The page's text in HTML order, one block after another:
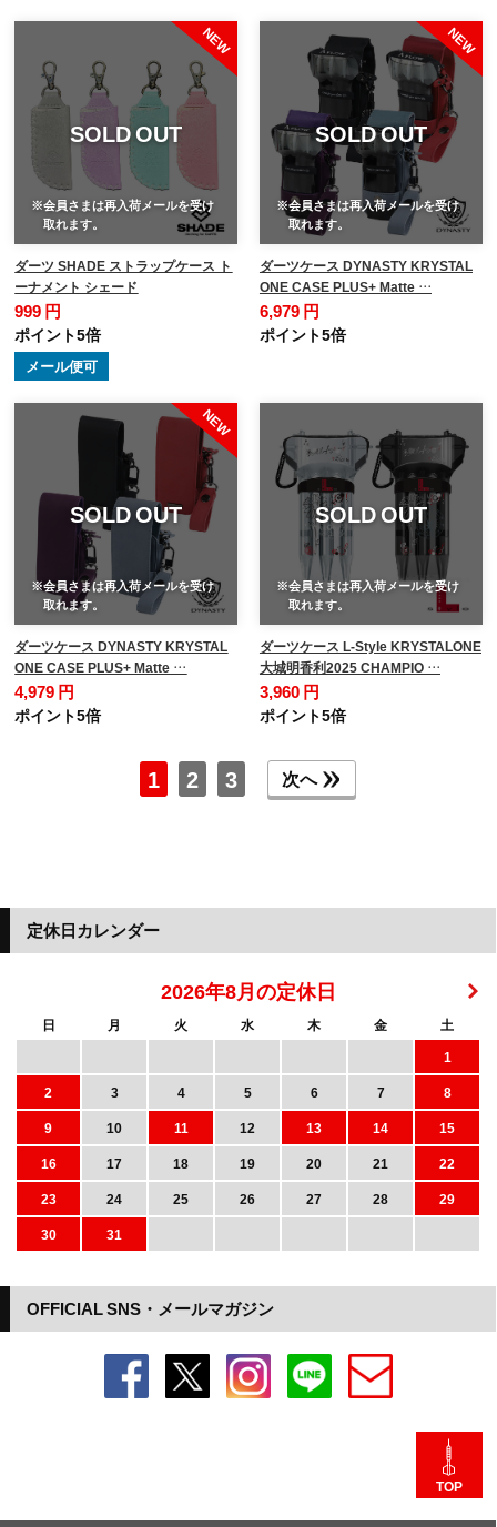
SOLD OUT
※会員さまは再入荷メールを受け
取れます。
ダーツ SHADE ストラップケース ト
ーナメント シェード
999 円
ポイント5倍
メール便可
SOLD OUT
※会員さまは再入荷メールを受け
取れます。
ダーツケース DYNASTY KRYSTAL
ONE CASE PLUS+ Matte …
6,979 円
ポイント5倍
SOLD OUT
※会員さまは再入荷メールを受け
取れます。
ダーツケース DYNASTY KRYSTAL
ONE CASE PLUS+ Matte …
4,979 円
ポイント5倍
SOLD OUT
※会員さまは再入荷メールを受け
取れます。
ダーツケース L-Style KRYSTALONE
大城明香利2025 CHAMPIO …
3,960 円
ポイント5倍
1 2 3 次へ
OFFICIAL SNS・メールマガジン
定休日カレンダー
2026年8月の定休日
日 月 火 水 木 金
土
1
2
3 4 5 6 7
8
9
10 11 12 13 14
15
16
17 18 19 20 21
22
23
24 25 26 27 28
29
30
31
TOP